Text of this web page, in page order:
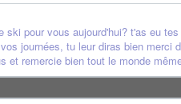
ski pour vous aujourd'hui? t'as eu
journées, tu leur diras bien
et remercie bien tout le monde